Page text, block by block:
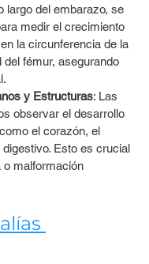
largo del embarazo, se
medir el crecimiento
la circunferencia de la
fémur, asegurando
y Estructuras: Las
observar el desarrollo
el corazón, el
Esto es crucial
o malformación